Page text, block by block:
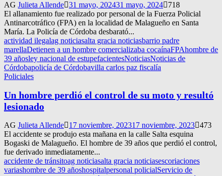
AG Julieta Allende 31 mayo, 202431 mayo, 2024
718
El allanamiento fue realizado por personal de la Fuerza Policial
Antinarcotráfico (FPA) en la localidad de Malagueño en Santa
María. La Policía de Córdoba desbarató...
actividad ilegalag noticiasalta gracia noticiasbarrio padre
marellaDetienen a un hombre comercializaba cocaínaFPAhombre de
39 añosley nacional de estupefacientesNoticiasNoticias de
Córdobapolicía de Córdobavilla carlos paz fiscalía
Policiales
Un hombre perdió el control de su moto y resultó
lesionado
AG Julieta Allende 17 noviembre, 202317 noviembre, 2023 473
El accidente se produjo esta mañana en la calle Salta esquina
Bogaski de Malagueño. El hombre de 39 años que perdió el control,
fue derivado inmediatamente...
accidente de tránsitoag noticiasalta gracia noticiasescoriaciones
variashombre de 39 añoshospitalpersonal policialServicio de